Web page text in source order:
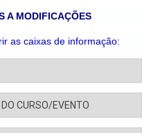
A MODIFICAÇÕES
as caixas de informação:
CURSO/EVENTO